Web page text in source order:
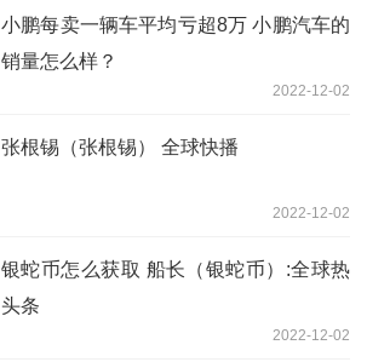
小鹏每卖一辆车平均亏超8万 小鹏汽车的
销量怎么样？
2022-12-02
张根锡（张根锡） 全球快播
2022-12-02
银蛇币怎么获取 船长（银蛇币）:全球热
头条
2022-12-02